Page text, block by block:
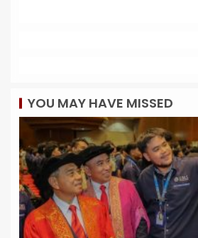
YOU MAY HAVE MISSED